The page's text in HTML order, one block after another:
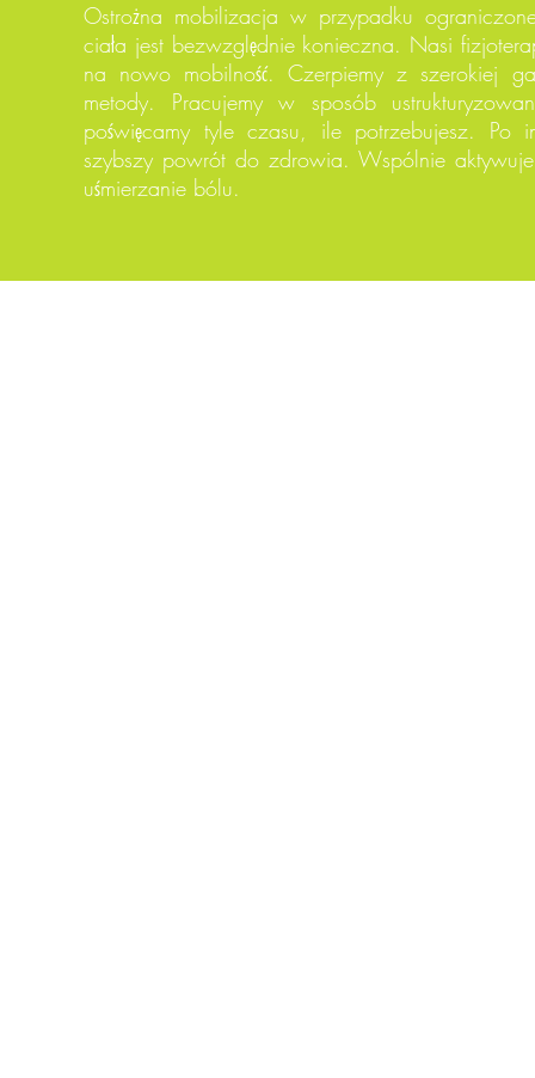
Ostrożna mobilizacja w przypadku
ciała jest bezwzględnie konieczna. Nasi
na nowo mobilność. Czerpiemy z szerokiej
metody. Pracujemy w sposób
poświęcamy tyle czasu, ile potrzebujesz. Po
szybszy powrót do zdrowia. Wspólnie
uśmierzanie bólu.